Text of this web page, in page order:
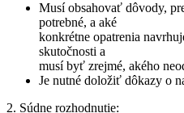
Musí obsahovať dôvody,
potrebné, a aké
konkrétne opatrenia
skutočnosti a
musí byť zrejmé, akého
Je nutné doložiť dôkazy o
2. Súdne rozhodnutie: